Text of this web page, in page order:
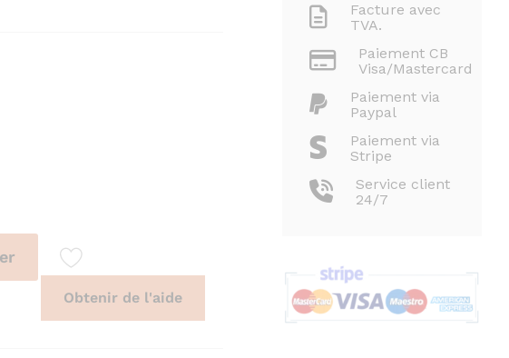
Obtenir de l'aide
Facture avec
TVA.
Paiement CB
Visa/Mastercard
Paiement via
Paypal
Paiement via
Stripe
Service client
24/7